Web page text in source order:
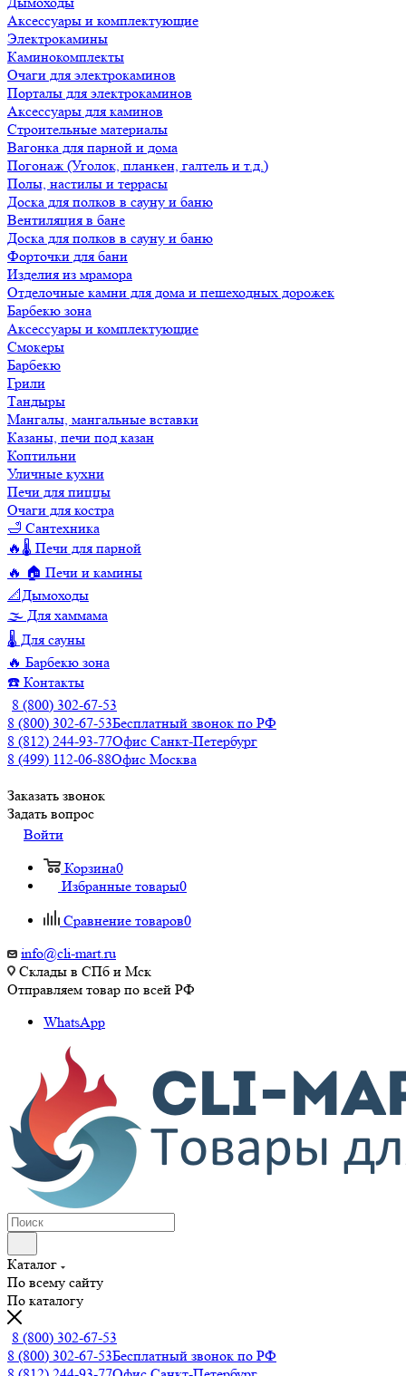
Аксессуары и комплектующие
Электрокамины
Каминокомплекты
Очаги для электрокаминов
Порталы для электрокаминов
Аксессуары для каминов
Строительные материалы
Вагонка для парной и дома
Погонаж (Уголок, планкен, галтель и т.д.)
Полы, настилы и террасы
Доска для полков в сауну и баню
Вентиляция в бане
Доска для полков в сауну и баню
Форточки для бани
Изделия из мрамора
Отделочные камни для дома и пешеходных дорожек
Барбекю зона
Аксессуары и комплектующие
Смокеры
Барбекю
Грили
Тандыры
Мангалы, мангальные вставки
Казаны, печи под казан
Коптильни
Уличные кухни
Печи для пиццы
Очаги для костра
🛁 Сантехника
🔥🌡️ Печи для парной
🔥 🏠 Печи и камины
📐Дымоходы
🌫️ Для хаммама
🌡️ Для сауны
🔥 Барбекю зона
☎️ Контакты
8 (800) 302-67-53
8 (800) 302-67-53Бесплатный звонок по РФ
8 (812) 244-93-77Офис Санкт-Петербург
8 (499) 112-06-88Офис Москва
Заказать звонок
Задать вопрос
Войти
Корзина0
Избранные товары0
Сравнение товаров0
info@cli-mart.ru
Склады в СПб и Мск
Отправляем товар по всей РФ
WhatsApp
Каталог
По всему сайту
По каталогу
8 (800) 302-67-53
8 (800) 302-67-53Бесплатный звонок по РФ